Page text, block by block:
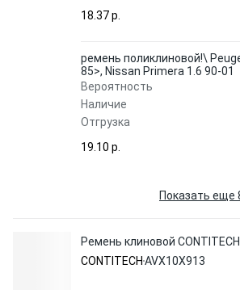
18.37 p.
ремень поликлиновой!\
85>, Nissan Primera 1.6 90-01
Вероятность
Наличие
Отгрузка
19.10 p.
Показать еще
Ремень клиновой
CONTITECH AVX10X913